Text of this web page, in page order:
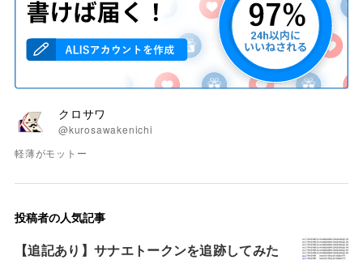
クロサワ
@kurosawakenichi
軽薄がモットー
投稿者の人気記事
【追記あり】サナエトークンを追跡してみた